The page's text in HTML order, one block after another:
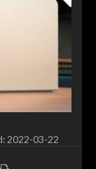
2022-03-22